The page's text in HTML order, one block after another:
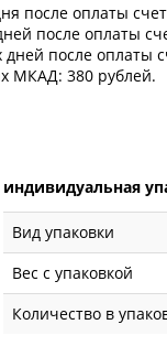
после оплаты
после оплаты
дней после оплаты
МКАД: 380 рублей.
индивидуальная
Вид упаковки
Вес с упаковкой
Количество в